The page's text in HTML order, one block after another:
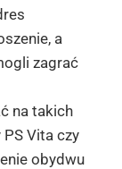
a
zagrać
na takich
Vita czy
obydwu